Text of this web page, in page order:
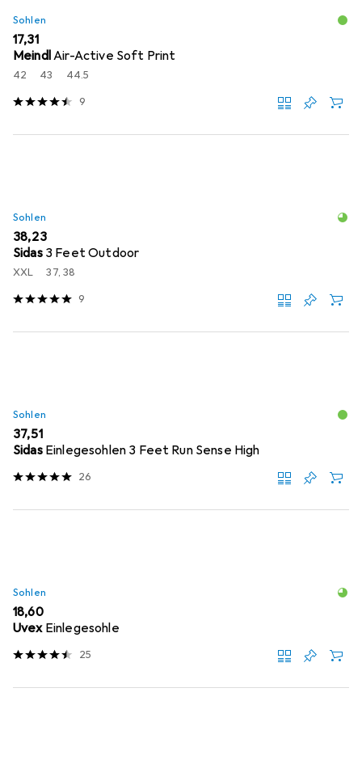
Sohlen
EUR
17,31
MeindlAir-Active Soft Print
42 43 44.5
9
Sohlen
EUR
38,23
Sidas 3 Feet Outdoor
XXL 37, 38
9
Sohlen
EUR
37,51
Sidas Einlegesohlen 3 Feet Run Sense High
26
Sohlen
EUR
18,60
Uvex Einlegesohle
25